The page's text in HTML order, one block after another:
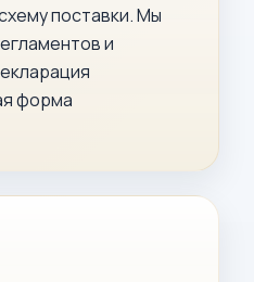
поставки. Мы
и
форма